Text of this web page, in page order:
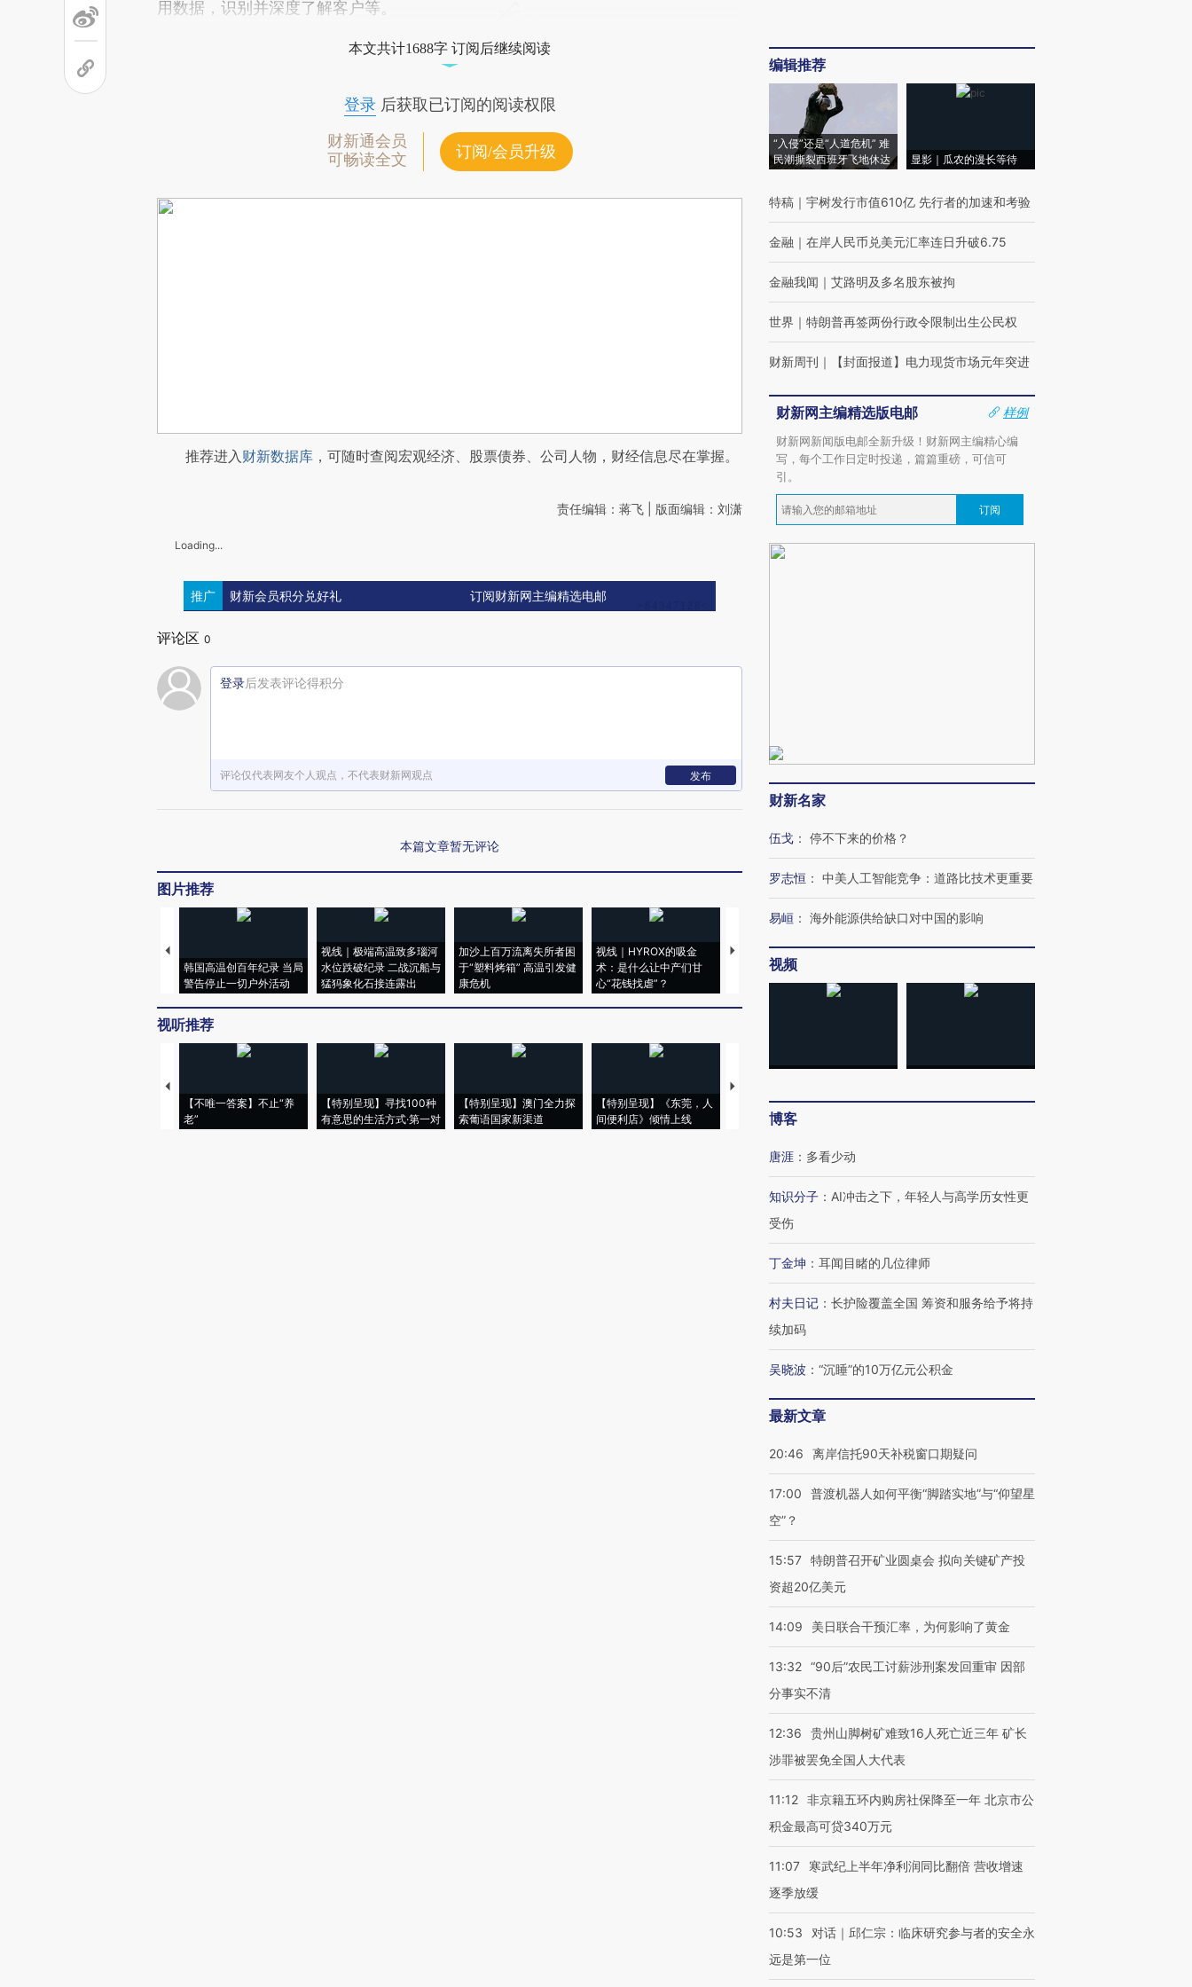
用数据，识别并深度了解客户等。
本文共计1688字 订阅后继续阅读
登录后获取已订阅的阅读权限
财新通会员
可畅读全文
订阅/会员升级
推荐进入财新数据库 ，可随时查阅宏观经济、股票债券、公司人物，财经信息尽在掌握。
责任编辑：蒋飞 | 版面编辑：刘潇
Loading...
推广 财新会员积分兑好礼 订阅财新网主编精选电邮
评论区 0
登录后发表评论得积分
评论仅代表网友个人观点，不代表财新网观点 发布
本篇文章暂无评论
图片推荐
韩国高温创百年纪录 当局
警告停止一切户外活动
视线｜极端高温致多瑙河
水位跌破纪录 二战沉船与
猛犸象化石接连露出
加沙上百万流离失所者困
于“塑料烤箱” 高温引发健
康危机
视线｜HYROX的吸金
术：是什么让中产们甘
心“花钱找虐”？
马航飞行员跨国走私7万
粒摇头丸 尿检体内含3种
视线｜被称为“蟑螂”的印
育部长拱下台
视线｜“入侵”还是“人道危
飞地休达
视听推荐
【不唯一答案】不止“养
老”
【特别呈现】寻找100种
有意思的生活方式·第一对
【特别呈现】澳门全力探
索葡语国家新渠道
【特别呈现】《东莞，人
间便利店》倾情上线
【推广】走进第四届链博
会，让数智科技“链”接产
【特别呈现】寻找100种
CFO：不靠规模取胜，华
编辑推荐
“入侵”还是“人道危机” 难
民潮撕裂西班牙飞地休达
显影｜瓜农的漫长等待
特稿 ｜ 宇树发行市值610亿 先行者的加速和考验
金融 ｜ 在岸人民币兑美元汇率连日升破6.75
金融我闻 ｜ 艾路明及多名股东被拘
世界 ｜ 特朗普再签两份行政令限制出生公民权
财新周刊 ｜ 【封面报道】电力现货市场元年突进
财新网主编精选版电邮
样例
财新网新闻版电邮全新升级！财新网主编精心编
写，每个工作日定时投递，篇篇重磅，可信可
引。
订阅
财新名家
伍戈 ： 停不下来的价格？
罗志恒 ： 中美人工智能竞争：道路比技术更重要
易峘 ： 海外能源供给缺口对中国的影响
视频
博客
唐涯 ： 多看少动
知识分子 ： AI冲击之下，年轻人与高学历女性更
受伤
丁金坤 ： 耳闻目睹的几位律师
村夫日记 ： 长护险覆盖全国 筹资和服务给予将持
续加码
吴晓波 ： “沉睡”的10万亿元公积金
最新文章
20:46 离岸信托90天补税窗口期疑问
17:00
普渡机器人如何平衡“脚踏实地”与“仰望星
空”？
15:57 特朗普召开矿业圆桌会 拟向关键矿产投
资超20亿美元
14:09 美日联合干预汇率，为何影响了黄金
13:32 “90后”农民工讨薪涉刑案发回重审 因部
分事实不清
12:36
贵州山脚树矿难致16人死亡近三年 矿长
涉罪被罢免全国人大代表
11:12 非京籍五环内购房社保降至一年 北京市公
积金最高可贷340万元
11:07
寒武纪上半年净利润同比翻倍 营收增速
逐季放缓
10:53
对话｜邱仁宗：临床研究参与者的安全永
远是第一位